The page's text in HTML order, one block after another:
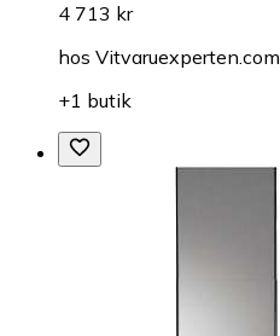
4 713 kr
hos Vitvaruexperten.com
+1 butik